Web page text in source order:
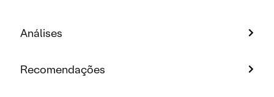
Análises
Recomendações